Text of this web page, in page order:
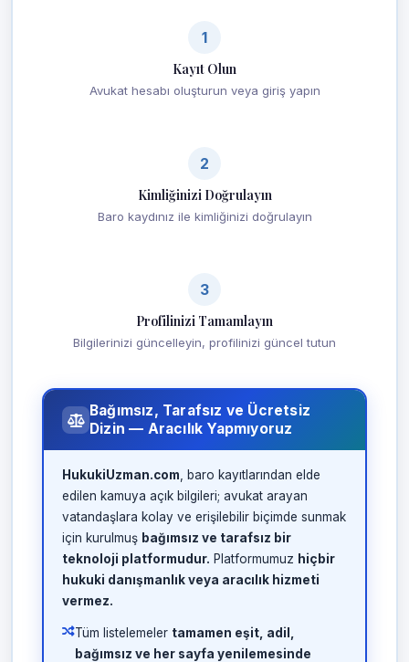
1
Kayıt Olun
Avukat hesabı oluşturun veya giriş yapın
2
Kimliğinizi Doğrulayın
Baro kaydınız ile kimliğinizi doğrulayın
3
Profilinizi Tamamlayın
Bilgilerinizi güncelleyin, profilinizi güncel tutun
Bağımsız, Tarafsız ve Ücretsiz
Dizin — Aracılık Yapmıyoruz
HukukiUzman.com , baro kayıtlarından elde
edilen kamuya açık bilgileri; avukat arayan
vatandaşlara kolay ve erişilebilir biçimde sunmak
için kurulmuş bağımsız ve tarafsız bir
teknoloji platformudur. Platformumuz hiçbir
hukuki danışmanlık veya aracılık hizmeti
vermez.
Tüm listelemeler tamamen eşit, adil,
bağımsız ve her sayfa yenilemesinde